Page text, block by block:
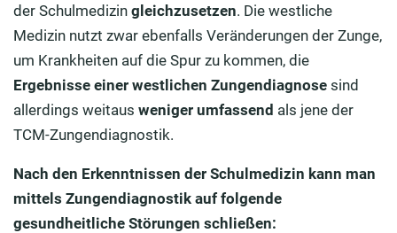
der Schulmedizin gleichzusetzen. Die westliche
Medizin nutzt zwar ebenfalls Veränderungen der Zunge,
um Krankheiten auf die Spur zu kommen, die
Ergebnisse einer westlichen Zungendiagnose sind
allerdings weitaus weniger umfassend als jene der
TCM-Zungendiagnostik.
Nach den Erkenntnissen der Schulmedizin kann man
mittels Zungendiagnostik auf folgende
gesundheitliche Störungen schließen: